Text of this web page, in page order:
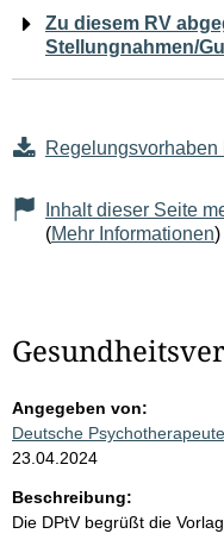
Zu diesem RV
Stellungnahmen/
Inhalt dieser Seite
(Mehr Informationen)
Angegeben von:
Deutsche
23.04.2024
Beschreibung:
Die DPtV begrüßt die